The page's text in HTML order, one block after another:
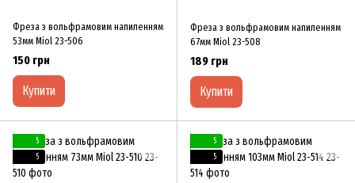
Фреза з вольфрамовим напиленням
53мм Miol 23-506
150 грн
Купити
Фреза з вольфрамовим напиленням
67мм Miol 23-508
189 грн
Купити
5
5
5
5